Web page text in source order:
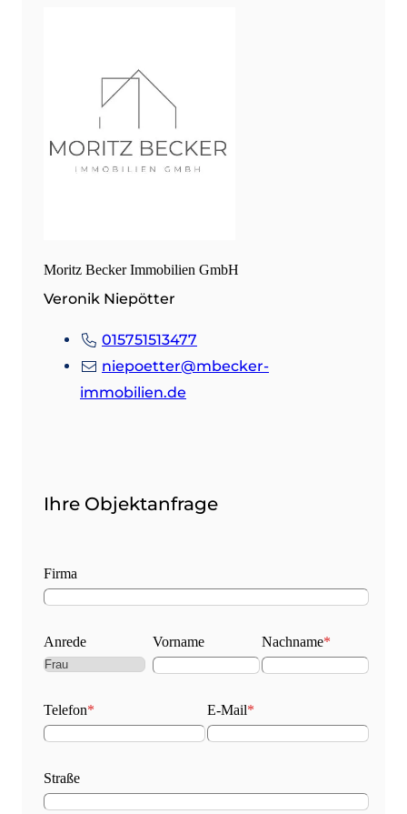
Moritz Becker Immobilien GmbH
Veronik Niepötter
015751513477
niepoetter@mbecker-
immobilien.de
Ihre Objektanfrage
Firma
Anrede Vorname Nachname*
Telefon* E-Mail*
Straße